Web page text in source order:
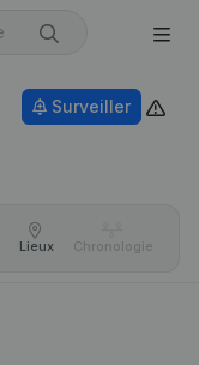
Surveiller
Lieux Chronologie